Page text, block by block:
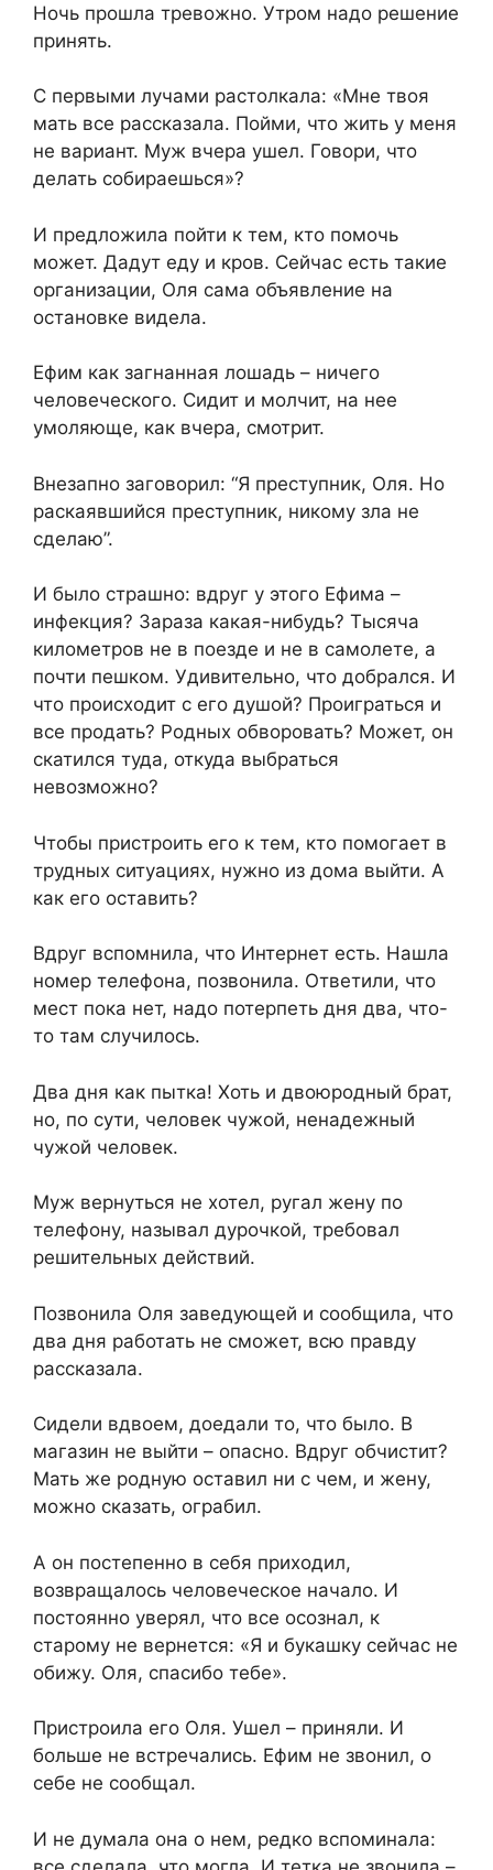
Ночь прошла тревожно. Утром надо решение
принять.
С первыми лучами растолкала: «Мне твоя
мать все рассказала. Пойми, что жить у меня
не вариант. Муж вчера ушел. Говори, что
делать собираешься»?
И предложила пойти к тем, кто помочь
может. Дадут еду и кров. Сейчас есть такие
организации, Оля сама объявление на
остановке видела.
Ефим как загнанная лошадь – ничего
человеческого. Сидит и молчит, на нее
умоляюще, как вчера, смотрит.
Внезапно заговорил: “Я преступник, Оля. Но
раскаявшийся преступник, никому зла не
сделаю”.
И было страшно: вдруг у этого Ефима –
инфекция? Зараза какая-нибудь? Тысяча
километров не в поезде и не в самолете, а
почти пешком. Удивительно, что добрался. И
что происходит с его душой? Проиграться и
все продать? Родных обворовать? Может, он
скатился туда, откуда выбраться
невозможно?
Чтобы пристроить его к тем, кто помогает в
трудных ситуациях, нужно из дома выйти. А
как его оставить?
Вдруг вспомнила, что Интернет есть. Нашла
номер телефона, позвонила. Ответили, что
мест пока нет, надо потерпеть дня два, что-
то там случилось.
Два дня как пытка! Хоть и двоюродный брат,
но, по сути, человек чужой, ненадежный
чужой человек.
Муж вернуться не хотел, ругал жену по
телефону, называл дурочкой, требовал
решительных действий.
Позвонила Оля заведующей и сообщила, что
два дня работать не сможет, всю правду
рассказала.
Сидели вдвоем, доедали то, что было. В
магазин не выйти – опасно. Вдруг обчистит?
Мать же родную оставил ни с чем, и жену,
можно сказать, ограбил.
А он постепенно в себя приходил,
возвращалось человеческое начало. И
постоянно уверял, что все осознал, к
старому не вернется: «Я и букашку сейчас не
обижу. Оля, спасибо тебе».
Пристроила его Оля. Ушел – приняли. И
больше не встречались. Ефим не звонил, о
себе не сообщал.
И не думала она о нем, редко вспоминала: